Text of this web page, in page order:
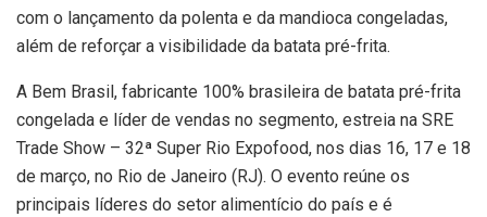
com o lançamento da polenta e da mandioca congeladas,
além de reforçar a visibilidade da batata pré-frita.
A Bem Brasil, fabricante 100% brasileira de batata pré-frita
congelada e líder de vendas no segmento, estreia na SRE
Trade Show – 32ª Super Rio Expofood, nos dias 16, 17 e 18
de março, no Rio de Janeiro (RJ). O evento reúne os
principais líderes do setor alimentício do país e é